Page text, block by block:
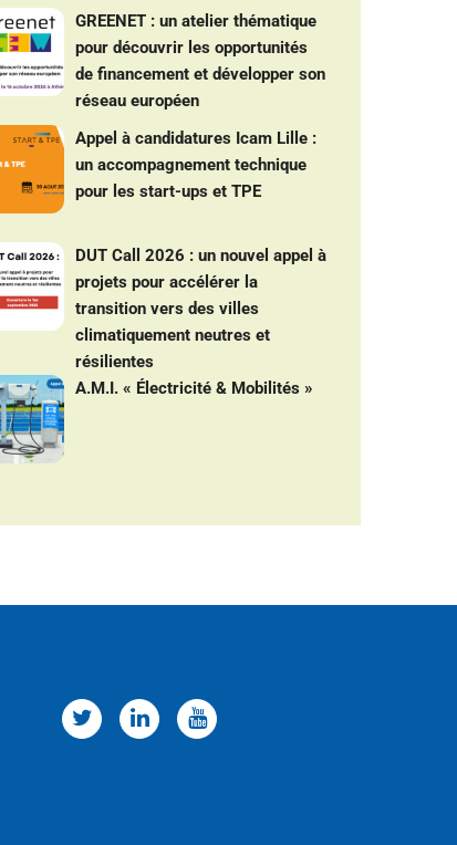
GREENET : un atelier thématique
pour découvrir les opportunités
de financement et développer son
réseau européen
Appel à candidatures Icam Lille :
un accompagnement technique
pour les start-ups et TPE
DUT Call 2026 : un nouvel appel à
projets pour accélérer la
transition vers des villes
climatiquement neutres et
résilientes
A.M.I. « Électricité & Mobilités »